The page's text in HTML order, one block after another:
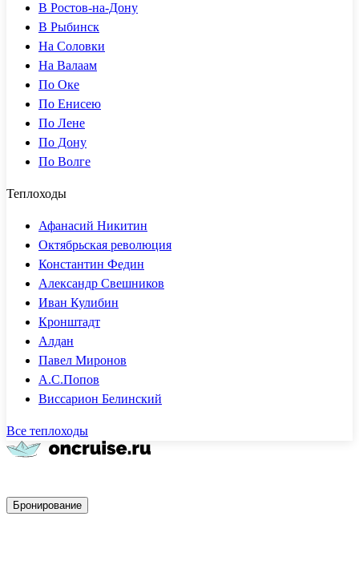
В Ростов-на-Дону
В Рыбинск
На Соловки
На Валаам
По Оке
По Енисею
По Лене
По Дону
По Волге
Теплоходы
Афанасий Никитин
Октябрьская революция
Константин Федин
Александр Свешников
Иван Кулибин
Кронштадт
Алдан
Павел Миронов
А.С.Попов
Виссарион Белинский
Все теплоходы
Бронирование